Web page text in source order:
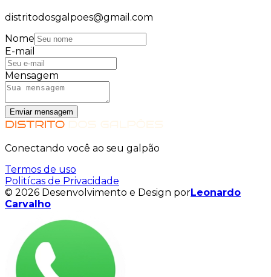
distritodosgalpoes@gmail.com
Nome
E-mail
Mensagem
Enviar mensagem
Conectando você ao seu galpão
Termos de uso
Politícas de Privacidade
© 2026 Desenvolvimento e Design porLeonardo
Carvalho